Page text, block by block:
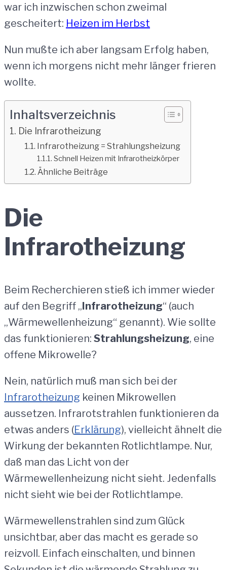
war ich inzwischen schon zweimal
gescheitert: Heizen im Herbst
Nun mußte ich aber langsam Erfolg haben,
wenn ich morgens nicht mehr länger frieren
wollte.
Inhaltsverzeichnis
Die Infrarotheizung
Infrarotheizung = Strahlungsheizung
Schnell Heizen mit Infrarotheizkörper
Ähnliche Beiträge
Die
Infrarotheizung
Beim Recherchieren stieß ich immer wieder
auf den Begriff „Infrarotheizung“ (auch
„Wärmewellenheizung“ genannt). Wie sollte
das funktionieren: Strahlungsheizung, eine
offene Mikrowelle?
Nein, natürlich muß man sich bei der
Infrarotheizung keinen Mikrowellen
aussetzen. Infrarotstrahlen funktionieren da
etwas anders (Erklärung), vielleicht ähnelt die
Wirkung der bekannten Rotlichtlampe. Nur,
daß man das Licht von der
Wärmewellenheizung nicht sieht. Jedenfalls
nicht sieht wie bei der Rotlichtlampe.
Wärmewellenstrahlen sind zum Glück
unsichtbar, aber das macht es gerade so
reizvoll. Einfach einschalten, und binnen